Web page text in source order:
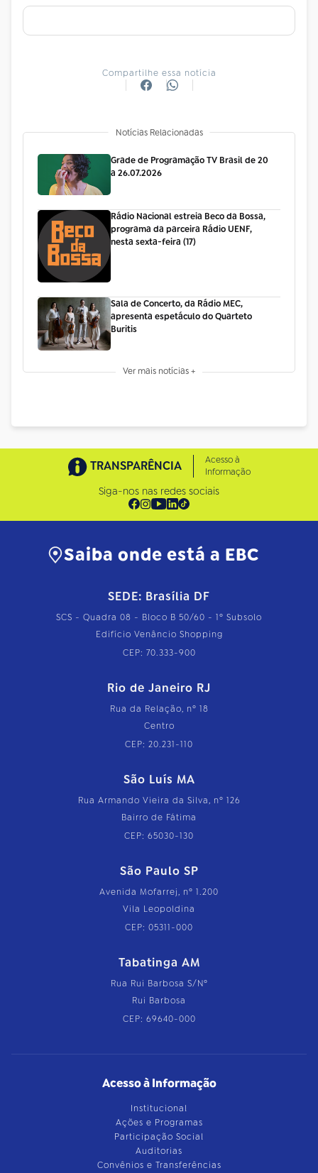
Compartilhe essa notícia
Notícias Relacionadas
Grade de Programação TV Brasil de 20
a 26.07.2026
Rádio Nacional estreia Beco da Bossa,
programa da parceira Rádio UENF,
nesta sexta-feira (17)
Sala de Concerto, da Rádio MEC,
apresenta espetáculo do Quarteto
Buritis
Ver mais notícias +
TRANSPARÊNCIA
Acesso à
Informação
Siga-nos nas redes sociais
Saiba onde está a EBC
SEDE: Brasília DF
SCS - Quadra 08 - Bloco B 50/60 - 1º Subsolo
Edifício Venâncio Shopping
CEP: 70.333-900
Rio de Janeiro RJ
Rua da Relação, nº 18
Centro
CEP: 20.231-110
São Luís MA
Rua Armando Vieira da Silva, nº 126
Bairro de Fátima
CEP: 65030-130
São Paulo SP
Avenida Mofarrej, nº 1.200
Vila Leopoldina
CEP: 05311-000
Tabatinga AM
Rua Rui Barbosa S/Nº
Rui Barbosa
CEP: 69640-000
Acesso à Informação
Institucional
Ações e Programas
Participação Social
Auditorias
Convênios e Transferências